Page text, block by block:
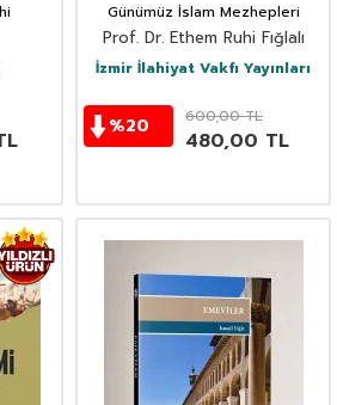
Günümüz İslam Mezhepleri
Prof. Dr. Ethem Ruhi Fığlalı
İzmir İlahiyat Vakfı Yayınları
%20 600,00TL
480,00 TL